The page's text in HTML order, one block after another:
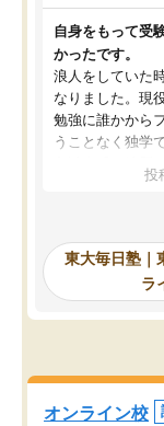
自身をもって受
かったです。
浪人をしていた
なりました。現
勉強に誰かから
うことなく独学
入試本番に地歴
合格となってし
東大毎日塾にた
の長期計画や日
いて客観的なア
ので、自信をも
ことができまし
のやり方や進捗
には特におすす
投
東大毎日塾｜
ラ
オンライン校